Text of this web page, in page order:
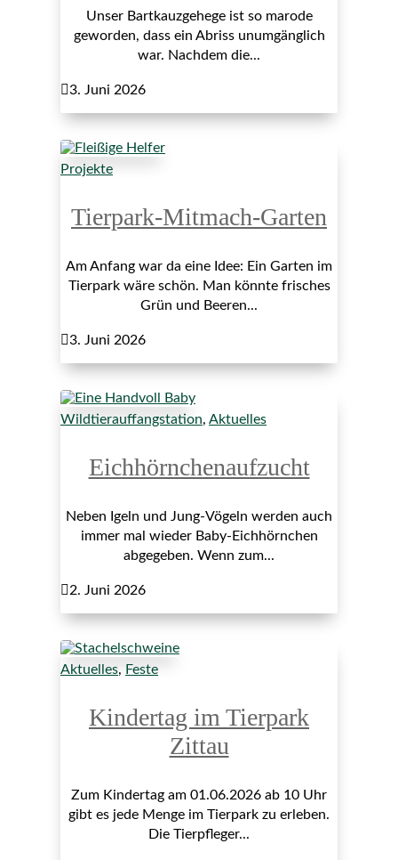
Unser Bartkauzgehege ist so marode
geworden, dass ein Abriss unumgänglich
war. Nachdem die...
3. Juni 2026
Projekte
Tierpark-Mitmach-Garten
Am Anfang war da eine Idee: Ein Garten im
Tierpark wäre schön. Man könnte frisches
Grün und Beeren...
3. Juni 2026
Wildtierauffangstation, Aktuelles
Eichhörnchenaufzucht
Neben Igeln und Jung-Vögeln werden auch
immer mal wieder Baby-Eichhörnchen
abgegeben. Wenn zum...
2. Juni 2026
Aktuelles, Feste
Kindertag im Tierpark
Zittau
Zum Kindertag am 01.06.2026 ab 10 Uhr
gibt es jede Menge im Tierpark zu erleben.
Die Tierpfleger...